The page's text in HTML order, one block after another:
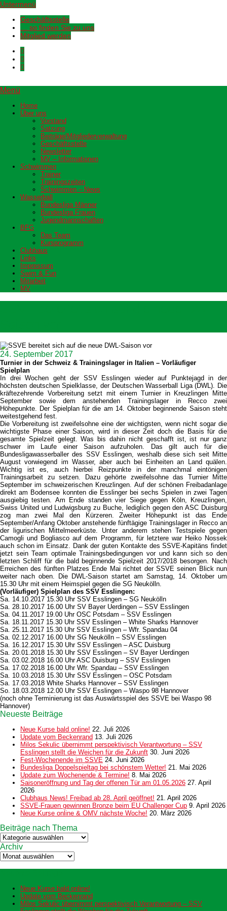
Untermenü
Geschäftsstelle
… so finden Sie zu uns
Mitglied werden
Menü
Home
Über uns
Vorstand
Satzung
Beiträge/Mitgliederverwaltung
Geschäftsstelle
Newsletter
MV – Informationen
Schwimmen
Trainer
Trainingszeiten
Schwimmen – News
Wasserball
Bundesliga Männer
Bundesliga Frauen
Jugendmannschaften
BFG
Das Team
Kursprogramm
Clubhaus
Links
Impressum
Swim & Fun
Mitarbeit
MV
24. September 2017
Turnier in der Schweiz & Trainingslager in Italien – Vorläufiger
Spielplan
In drei Wochen geht der SSV Esslingen wieder auf Punktejagd in der
höchsten deutschen Spielklasse, der Deutschen Wasserball Liga (DWL). Die
kräftezehrende Vorbereitung setzt mit einem Turnier in Kreuzlingen Mitte
September sowie dem anstehenden Trainingslager in Recco zwei
Höhepunkte. Der Spielplan für die am 14. Oktober beginnende Saison steht
weitestgehend fest.
Die Vorbereitung ist zweifelsohne eine der wichtigsten, wenn nicht sogar die
wichtigste Phase einer Saison, wird in dieser Zeit doch die Basis für die
gesamte Spielzeit gelegt. Was bis dahin nicht geschafft ist, ist nur ganz
schwer im Laufe einer Saison aufzuholen. Das gilt auch für die
Bundesligawasserballer des SSV Esslingen, weshalb diese sich seit Mitte
August vorwiegend im Wasser, aber auch bei Einheiten an Land quälen.
Wichtig ist es, auch hierbei Reizpunkte in der manchmal eintönigen
Trainingsarbeit zu setzen. Dazu gehörte zweifelsohne das Turnier Mitte
September im schweizerischen Kreuzlingen. Auf der schönen Freibadanlage
direkt am Bodensee konnten die Esslinger bei sechs Spielen in zwei Tagen
ausgiebig testen. Am Ende standen vier Siege gegen Köln, Kreuzlingen,
Swiss United und Ludwigsburg zu Buche, lediglich gegen den ASC Duisburg
zog man zwei Mal den Kürzeren. Zweiter Höhepunkt ist das Ende
September/Anfang Oktober anstehende fünftägige Trainingslager in Recco an
der ligurischen Mittelmeerküste. Unter anderem stehen Testspiele gegen
Camogli und Bogliasco auf dem Programm, für letztere war Heiko Nossek
auch schon im Einsatz. Dank der guten Kontakte des SSVE-Kapitäns findet
jetzt sein Team optimale Trainingsbedingungen vor und kann sich so den
letzten Schliff für die bald beginnende Spielzeit 2017/2018 besorgen. Nach
Erreichen des fünften Platzes Ende Mai richtet der SSVE seinen Blick nun
weiter nach oben. Die DWL-Saison startet am Samstag, 14. Oktober um
15.30 Uhr mit einem Heimspiel gegen die SG Neukölln.
(Vorläufiger) Spielplan des SSV Esslingen:
Sa. 14.10.2017 15.30 Uhr SSV Esslingen – SG Neukölln
Sa. 28.10.2017 16.00 Uhr SV Bayer Uerdingen – SSV Esslingen
Sa. 04.11.2017 19.00 Uhr OSC Potsdam – SSV Esslingen
Sa. 18.11.2017 15.30 Uhr SSV Esslingen – White Sharks Hannover
Sa. 25.11.2017 15.30 Uhr SSV Esslingen – Wfr. Spandau 04
Sa. 02.12.2017 16.00 Uhr SG Neukölln – SSV Esslingen
Sa. 16.12.2017 15.30 Uhr SSV Esslingen – ASC Duisburg
Sa. 20.01.2018 15.30 Uhr SSV Esslingen – SV Bayer Uerdingen
Sa. 03.02.2018 16.00 Uhr ASC Duisburg – SSV Esslingen
Sa. 17.02.2018 16.00 Uhr Wfr. Spandau – SSV Esslingen
Sa. 10.03.2018 15.30 Uhr SSV Esslingen – OSC Potsdam
Sa. 17.03.2018 White Sharks Hannover – SSV Esslingen
So. 18.03.2018 12.00 Uhr SSV Esslingen – Waspo 98 Hannover
(noch ohne Terminierung ist das Auswärtsspiel des SSVE bei Waspo 98
Hannover)
Neueste Beiträge
Neue Kurse bald online! 22. Juli 2026
Update vom Beckenrand 13. Juli 2026
Milos Sekulic übernimmt perspektivisch Verantwortung – SSV
Esslingen stellt die Weichen für die Zukunft 30. Juni 2026
Fest-Wochenende im SSVE 24. Juni 2026
Bundesliga Doppelspieltag bei schönstem Wetter! 21. Mai 2026
Update zum Wochenende & Termine! 8. Mai 2026
Saisoneröffnung und Tag der offenen Tür am 01.05.2026 27. April
2026
Clubhaus News! Freibad ab 28. April geöffnet! 21. April 2026
SSVE-Frauen gewinnen Bronze beim EU Challenger Cup 9. April 2026
Neue Kurse online & OMV nächste Woche! 20. März 2026
Beiträge nach Thema
Beiträge
nach
Thema
Archiv
Archiv
Neue Kurse bald online!
Update vom Beckenrand
Milos Sekulic übernimmt perspektivisch Verantwortung – SSV